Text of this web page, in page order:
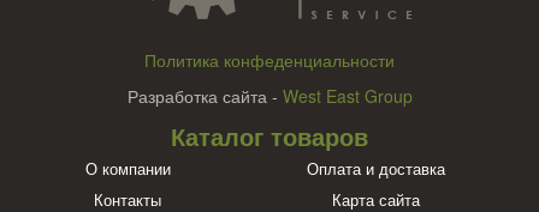
Политика конфеденциальности
Разработка сайта - West East Group
Каталог товаров
О компании
Оплата и доставка
Контакты
Карта сайта